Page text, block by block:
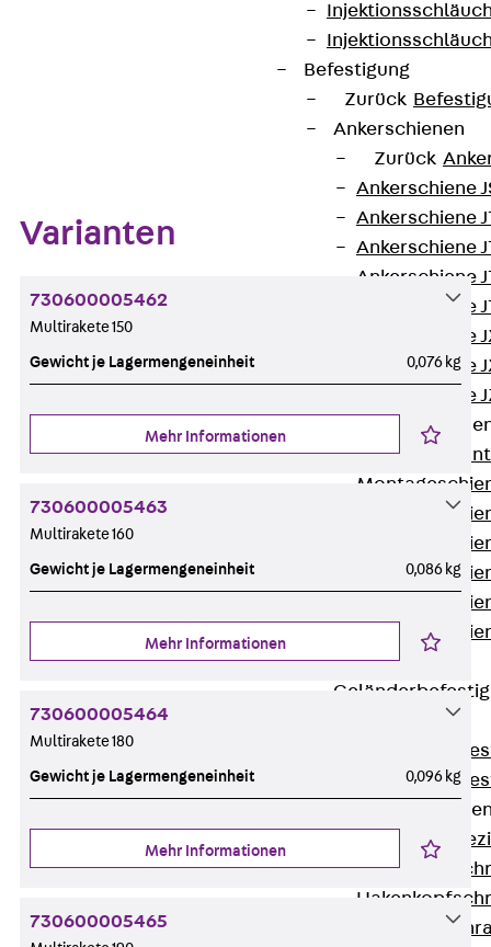
Befestigung
Zurück
Ankerschienen
Zurück
Ankerschiene
Ankerschiene
Ankerschiene
Ankerschiene
Ankerschiene
Ankerschiene
Ankerschiene
Ankerschiene
Zurück
gelocht
Zurück
Varianten
730600005462
Multirakete 150
Gewicht je Lagermengeneinheit 0,076 kg
Mehr Informationen
730600005463
Multirakete 160
Gewicht je Lagermengeneinheit 0,086 kg
Mehr Informationen
730600005464
Multirakete 180
Gewicht je Lagermengeneinheit 0,096 kg
Mehr Informationen
730600005465